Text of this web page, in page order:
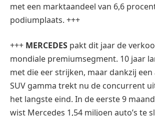
met een marktaandeel van 6,6
podiumplaats. +++
+++ MERCEDES pakt dit jaar de
mondiale premiumsegment. 10 jaar
met die eer strijken, maar dankzij
SUV gamma trekt nu de concurrent
het langste eind. In de eerste 9
wist Mercedes 1,54 miljoen auto’s te